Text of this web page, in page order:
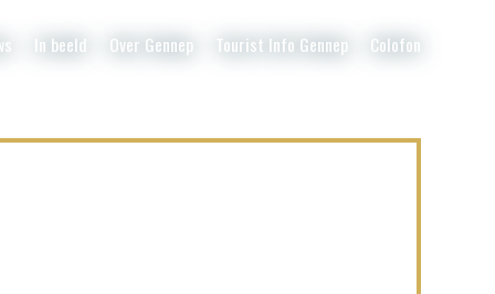
In beeld Over Gennep Tourist Info Gennep Colofon